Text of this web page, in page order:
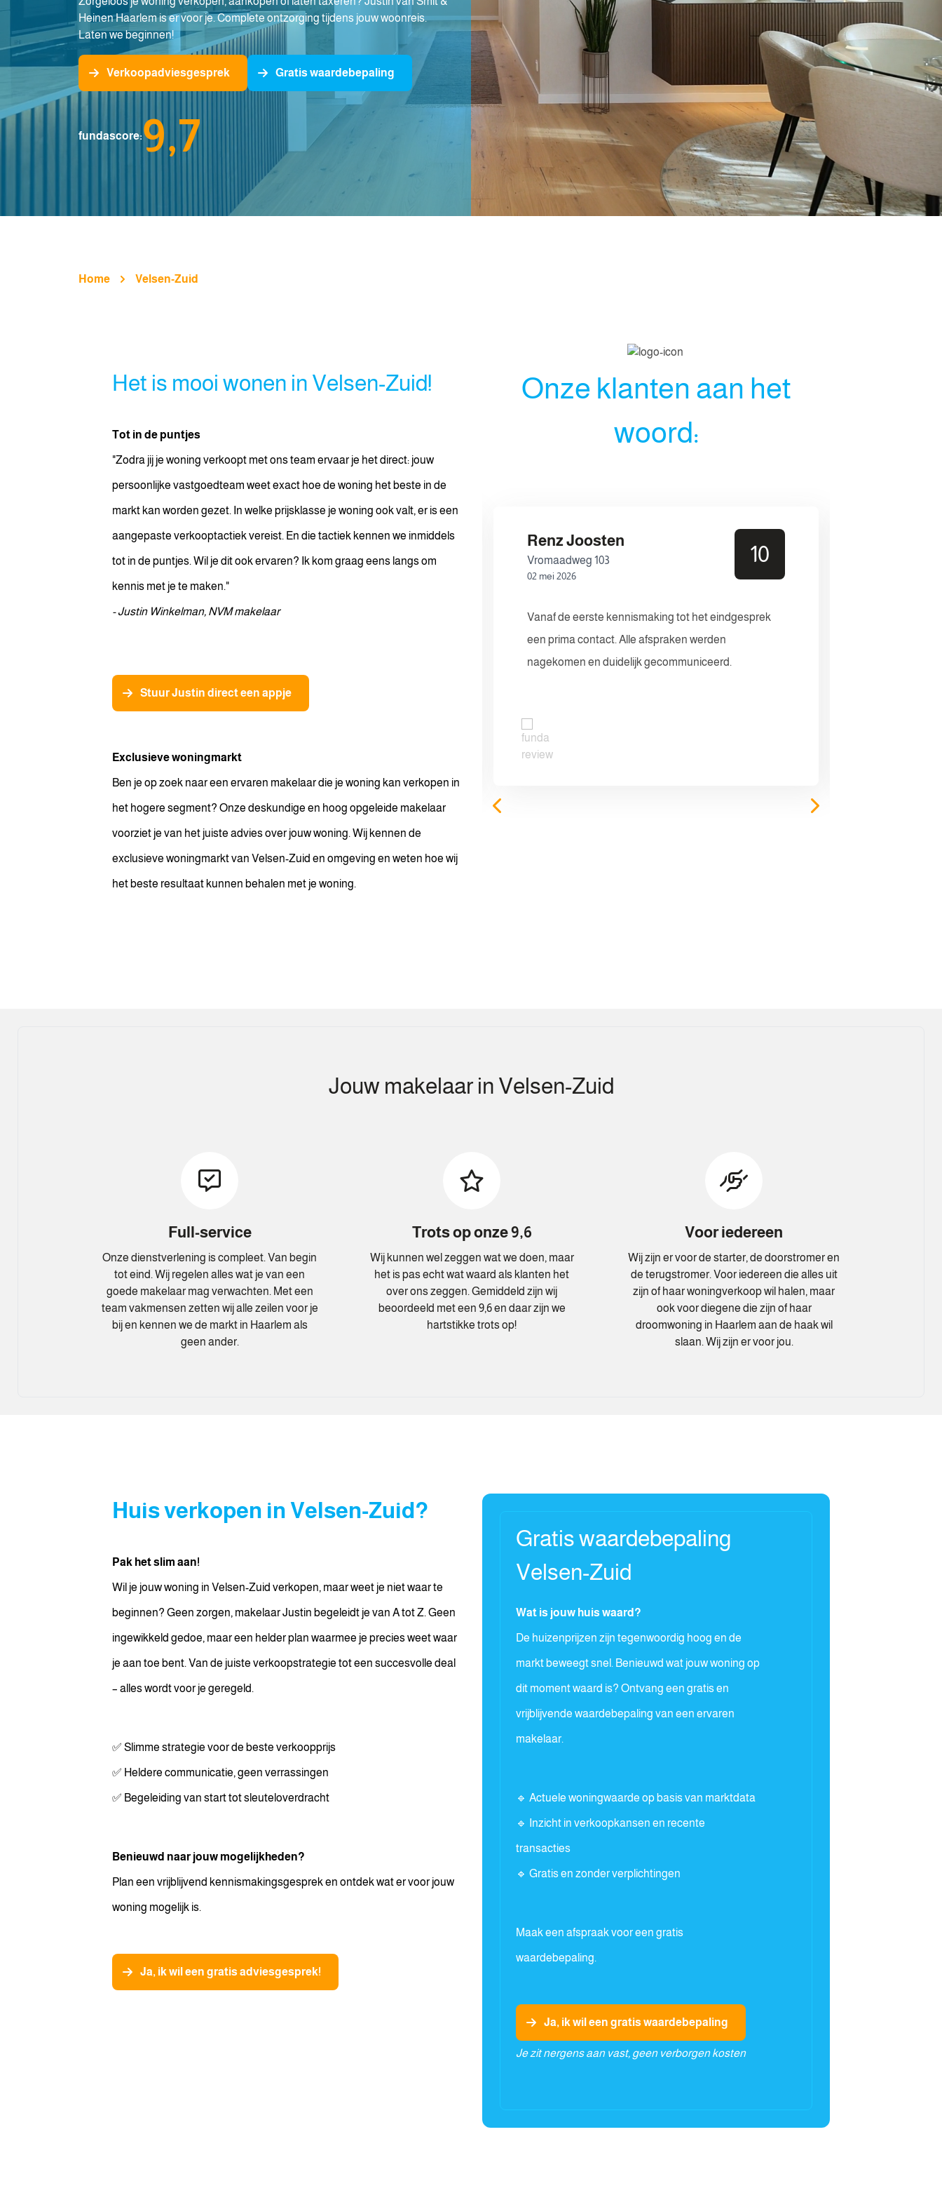
Heinen Haarlem is er voor je. Complete ontzorging tijdens jouw woonreis.
Laten we beginnen!
Verkoopadviesgesprek Gratis waardebepaling
fundascore:9,7
Home Velsen-Zuid
Het is mooi wonen in Velsen-Zuid!
Tot in de puntjes
"Zodra jij je woning verkoopt met ons team ervaar je het direct: jouw
persoonlijke vastgoedteam weet exact hoe de woning het beste in de
markt kan worden gezet. In welke prijsklasse je woning ook valt, er is een
aangepaste verkooptactiek vereist. En die tactiek kennen we inmiddels
tot in de puntjes. Wil je dit ook ervaren? Ik kom graag eens langs om
kennis met je te maken."
- Justin Winkelman, NVM makelaar
Stuur Justin direct een appje
Exclusieve woningmarkt
Ben je op zoek naar een ervaren makelaar die je woning kan verkopen in
het hogere segment? Onze deskundige en hoog opgeleide makelaar
voorziet je van het juiste advies over jouw woning. Wij kennen de
exclusieve woningmarkt van Velsen-Zuid en omgeving en weten hoe wij
het beste resultaat kunnen behalen met je woning.
Onze klanten aan het
woord:
Anoniem
Iepenlaan 34 10
Fijne makelaar, duidelijke communicatie zonder
Renz Joosten
Vromaadweg 103
02 mei 2026
10
Vanaf de eerste kennismaking tot het eindgesprek
een prima contact. Alle afspraken werden
nagekomen en duidelijk gecommuniceerd.
Jouw makelaar in Velsen-Zuid
Full-service
Onze dienstverlening is compleet. Van begin
tot eind. Wij regelen alles wat je van een
goede makelaar mag verwachten. Met een
team vakmensen zetten wij alle zeilen voor je
bij en kennen we de markt in Haarlem als
geen ander.
Trots op onze 9,6
Wij kunnen wel zeggen wat we doen, maar
het is pas echt wat waard als klanten het
over ons zeggen. Gemiddeld zijn wij
beoordeeld met een 9,6 en daar zijn we
hartstikke trots op!
Voor iedereen
Wij zijn er voor de starter, de doorstromer en
de terugstromer. Voor iedereen die alles uit
zijn of haar woningverkoop wil halen, maar
ook voor diegene die zijn of haar
droomwoning in Haarlem aan de haak wil
slaan. Wij zijn er voor jou.
Huis verkopen in Velsen-Zuid?
Pak het slim aan!
Wil je jouw woning in Velsen-Zuid verkopen, maar weet je niet waar te
beginnen? Geen zorgen, makelaar Justin begeleidt je van A tot Z. Geen
ingewikkeld gedoe, maar een helder plan waarmee je precies weet waar
je aan toe bent. Van de juiste verkoopstrategie tot een succesvolle deal
– alles wordt voor je geregeld.
✅ Slimme strategie voor de beste verkoopprijs
✅ Heldere communicatie, geen verrassingen
✅ Begeleiding van start tot sleuteloverdracht
Benieuwd naar jouw mogelijkheden?
Plan een vrijblijvend kennismakingsgesprek en ontdek wat er voor jouw
woning mogelijk is.
Ja, ik wil een gratis adviesgesprek!
Gratis waardebepaling
Velsen-Zuid
Wat is jouw huis waard?
De huizenprijzen zijn tegenwoordig hoog en de
markt beweegt snel. Benieuwd wat jouw woning op
dit moment waard is? Ontvang een gratis en
vrijblijvende waardebepaling van een ervaren
makelaar.
🔹 Actuele woningwaarde op basis van marktdata
🔹 Inzicht in verkoopkansen en recente
transacties
🔹 Gratis en zonder verplichtingen
Maak een afspraak voor een gratis
waardebepaling.
Ja, ik wil een gratis waardebepaling
Je zit nergens aan vast, geen verborgen kosten